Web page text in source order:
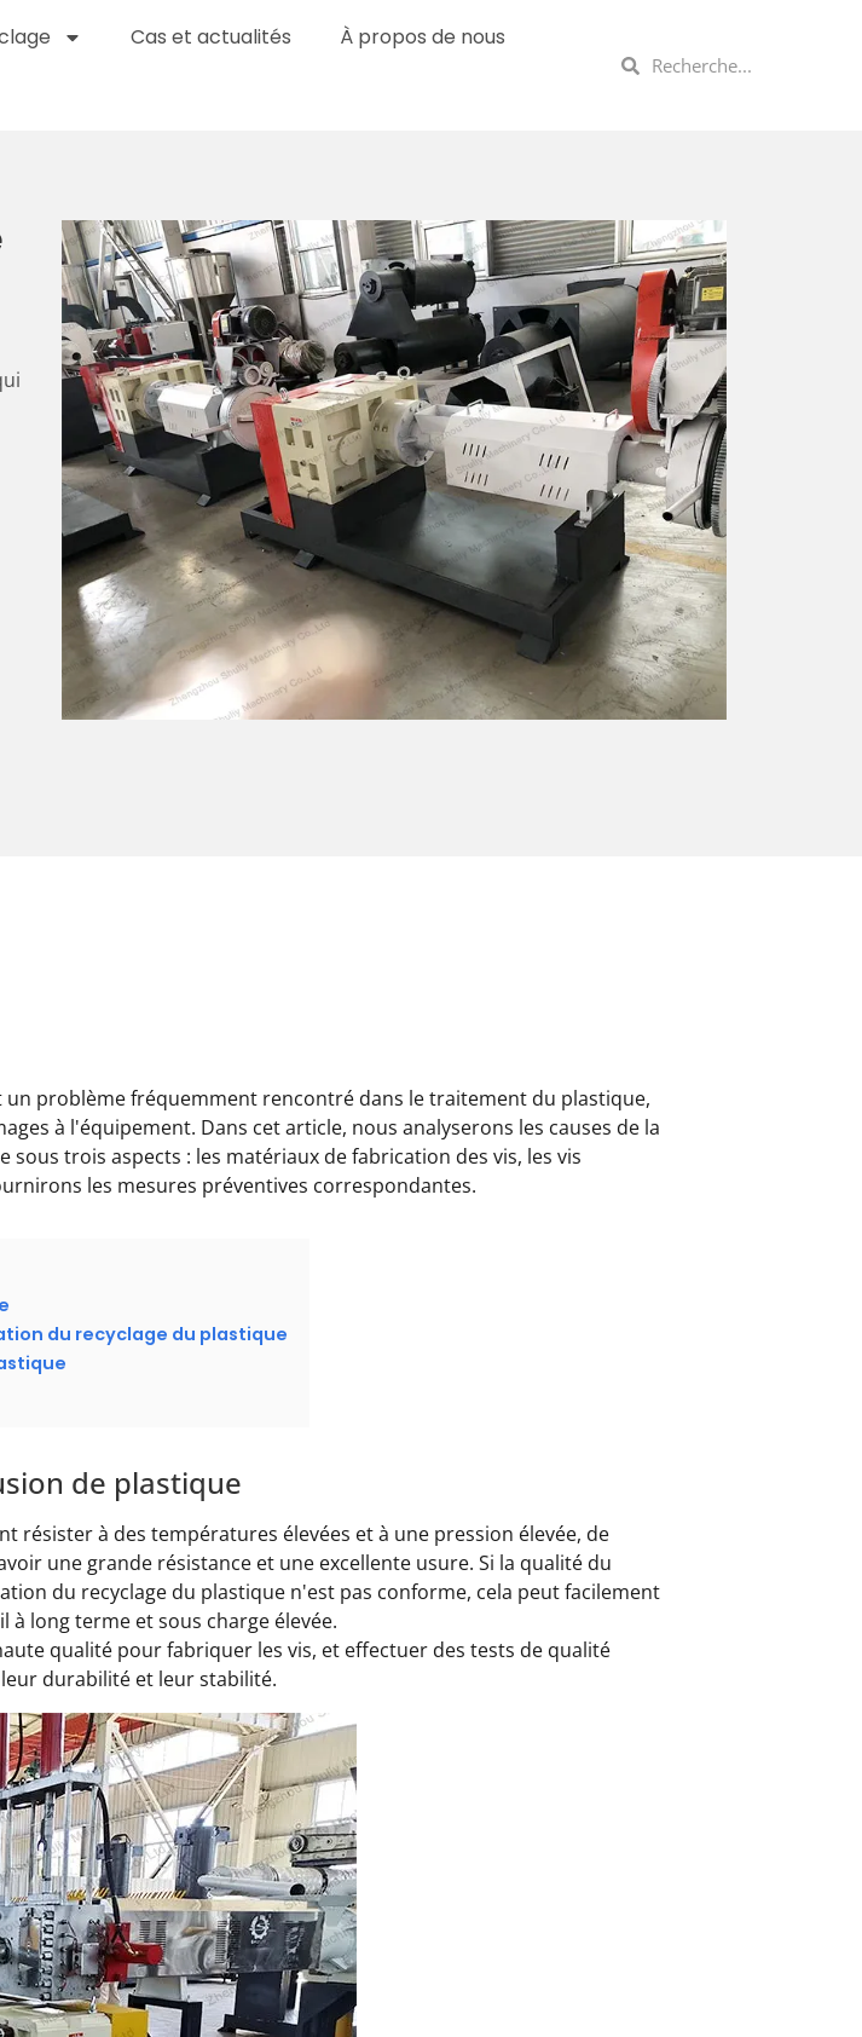
Cas et actualités
À propos de nous
problème fréquemment rencontré dans le traitement du plastique,
à l'équipement. Dans cet article, nous analyserons les causes de la
trois aspects : les matériaux de fabrication des vis, les vis
les mesures préventives correspondantes.
du recyclage du plastique
de plastique
résister à des températures élevées et à une pression élevée, de
une grande résistance et une excellente usure. Si la qualité du
du recyclage du plastique n'est pas conforme, cela peut facilement
long terme et sous charge élevée.
qualité pour fabriquer les vis, et effectuer des tests de qualité
durabilité et leur stabilité.